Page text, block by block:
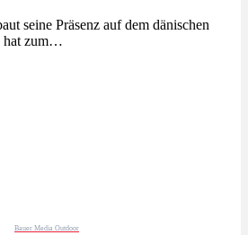
seine Präsenz auf dem dänischen
hat zum…
Bauer Media Outdoor